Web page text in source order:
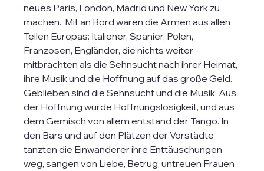
neues Paris, London, Madrid und New York zu
machen.  Mit an Bord waren die Armen aus allen
Teilen Europas: Italiener, Spanier, Polen,
Franzosen, Engländer, die nichts weiter
mitbrachten als die Sehnsucht nach ihrer Heimat,
ihre Musik und die Hoffnung auf das große Geld.
Geblieben sind die Sehnsucht und die Musik. Aus
der Hoffnung wurde Hoffnungslosigkeit, und aus
dem Gemisch von allem entstand der Tango. In
den Bars und auf den Plätzen der Vorstädte
tanzten die Einwanderer ihre Enttäuschungen
weg, sangen von Liebe, Betrug, untreuen Frauen